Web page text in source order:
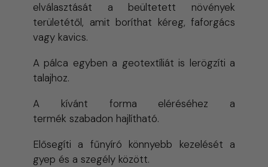
elválasztását a beültetett növények
területétől, amit boríthat kéreg, faforgács
vagy kavics.
A pálca egyben a geotextíliát is lerögzíti a
talajhoz.
A kívánt forma eléréséhez a
termék szabadon hajlítható.
Elősegíti a fűnyíró könnyebb kezelését a
gyep és a szegély között.